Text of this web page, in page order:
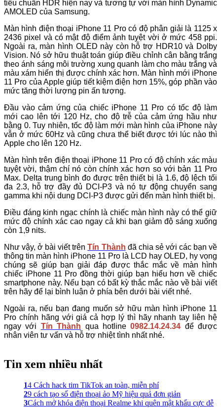
tiêu chuẩn HDR hiện nay và tương tự với màn hình Dynamic
AMOLED của Samsung.
Màn hình điện thoại iPhone 11 Pro có độ phân giải là 1125 x
2436 pixel và có mật độ điểm ảnh tuyệt vời ở mức 458 ppi.
Ngoài ra, màn hình OLED này còn hỗ trợ HDR10 và Dolby
Vision. Nó sở hữu thuật toán giúp điều chỉnh cân bằng trắng
theo ánh sáng môi trường xung quanh làm cho màu trắng và
màu xám hiển thị được chính xác hơn. Màn hình mới iPhone
11 Pro của Apple giúp tiết kiệm điện hơn 15%, góp phần vào
mức tăng thời lượng pin ấn tượng.
Đầu vào cảm ứng của chiếc iPhone 11 Pro có tốc độ làm
mới cao lên tới 120 Hz, cho độ trễ của cảm ứng hầu như
bằng 0. Tuy nhiên, tốc độ làm mới màn hình của iPhone này
vẫn ở mức 60Hz và cũng chưa thể biết được tới lúc nào thì
Apple cho lên 120 Hz.
Màn hình trên điện thoại iPhone 11 Pro có độ chính xác màu
tuyệt vời, thậm chí nó còn chính xác hơn so với bản 11 Pro
Max. Delta trung bình đo được trên thiết bị là 1.6, độ lệch tối
đa 2.3, hỗ trợ đầy đủ DCI-P3 và nó tự động chuyển sang
gamma khi nội dung DCI-P3 được gửi đến màn hình thiết bị.
Điều đáng kinh ngạc chính là chiếc màn hình này có thể giữ
mức độ chính xác cao ngay cả khi bạn giảm độ sáng xuống
còn 1,9 nits.
Như vậy, ở bài viết trênTín Thành đã chia sẻ với các bạn về
thông tin màn hình iPhone 11 Pro là LCD hay OLED, hy vọng
chúng sẽ giúp bạn giải đáp được thắc mắc về màn hình
chiếc iPhone 11 Pro đồng thời giúp bạn hiểu hơn về chiếc
smartphone này. Nếu bạn có bất kỳ thắc mắc nào về bài viết
trên hãy để lại bình luận ở phía bên dưới bài viết nhé.
Ngoài ra, nếu bạn đang muốn sở hữu màn hình iPhone 11
Pro chính hãng với giá cả hợp lý thì hãy nhanh tay liên hệ
ngay với Tín Thành qua hotline0982.14.24.34 để được
nhân viên tư vấn và hỗ trợ nhiệt tình nhất nhé.
Tin xem nhiều nhất
14 Cách hack tim TikTok an toàn, miễn phí
29 cách tạo số điện thoại ảo Mỹ hiệu quả đơn giản
3Cách mở khóa điện thoại Realme khi quên mật khẩu cực dễ